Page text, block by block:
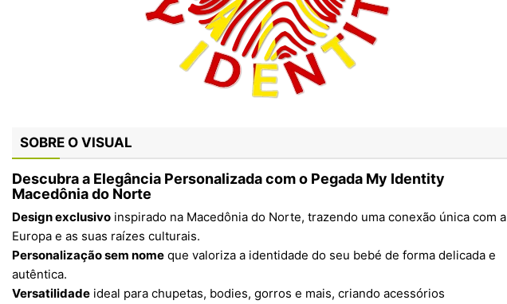
SOBRE O VISUAL
Descubra a Elegância Personalizada com o Pegada My Identity
Macedônia do Norte
Design exclusivo inspirado na Macedônia do Norte, trazendo uma conexão única com a
Europa e as suas raízes culturais.
Personalização sem nome que valoriza a identidade do seu bebé de forma delicada e
autêntica.
Versatilidade ideal para chupetas, bodies, gorros e mais, criando acessórios